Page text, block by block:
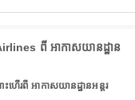
ពី អាកាសយានដ្ឋាន
ហើរពី អាកាសយានដ្ឋានអន្តរ